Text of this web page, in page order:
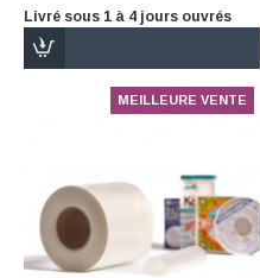
Livré sous 1 à 4 jours ouvrés
MEILLEURE VENTE